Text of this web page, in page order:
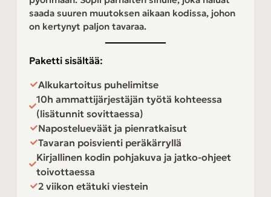
saada suuren muutoksen aikaan kodissa, johon
on kertynyt paljon tavaraa.
Paketti sisältää:
Alkukartoitus puhelimitse
10h ammattijärjestäjän työtä kohteessa
(lisätunnit sovittaessa)
Napostelueväät ja pienratkaisut
Tavaran poisvienti peräkärryllä
Kirjallinen kodin pohjakuva ja jatko-ohjeet
toivottaessa
2 viikon etätuki viestein